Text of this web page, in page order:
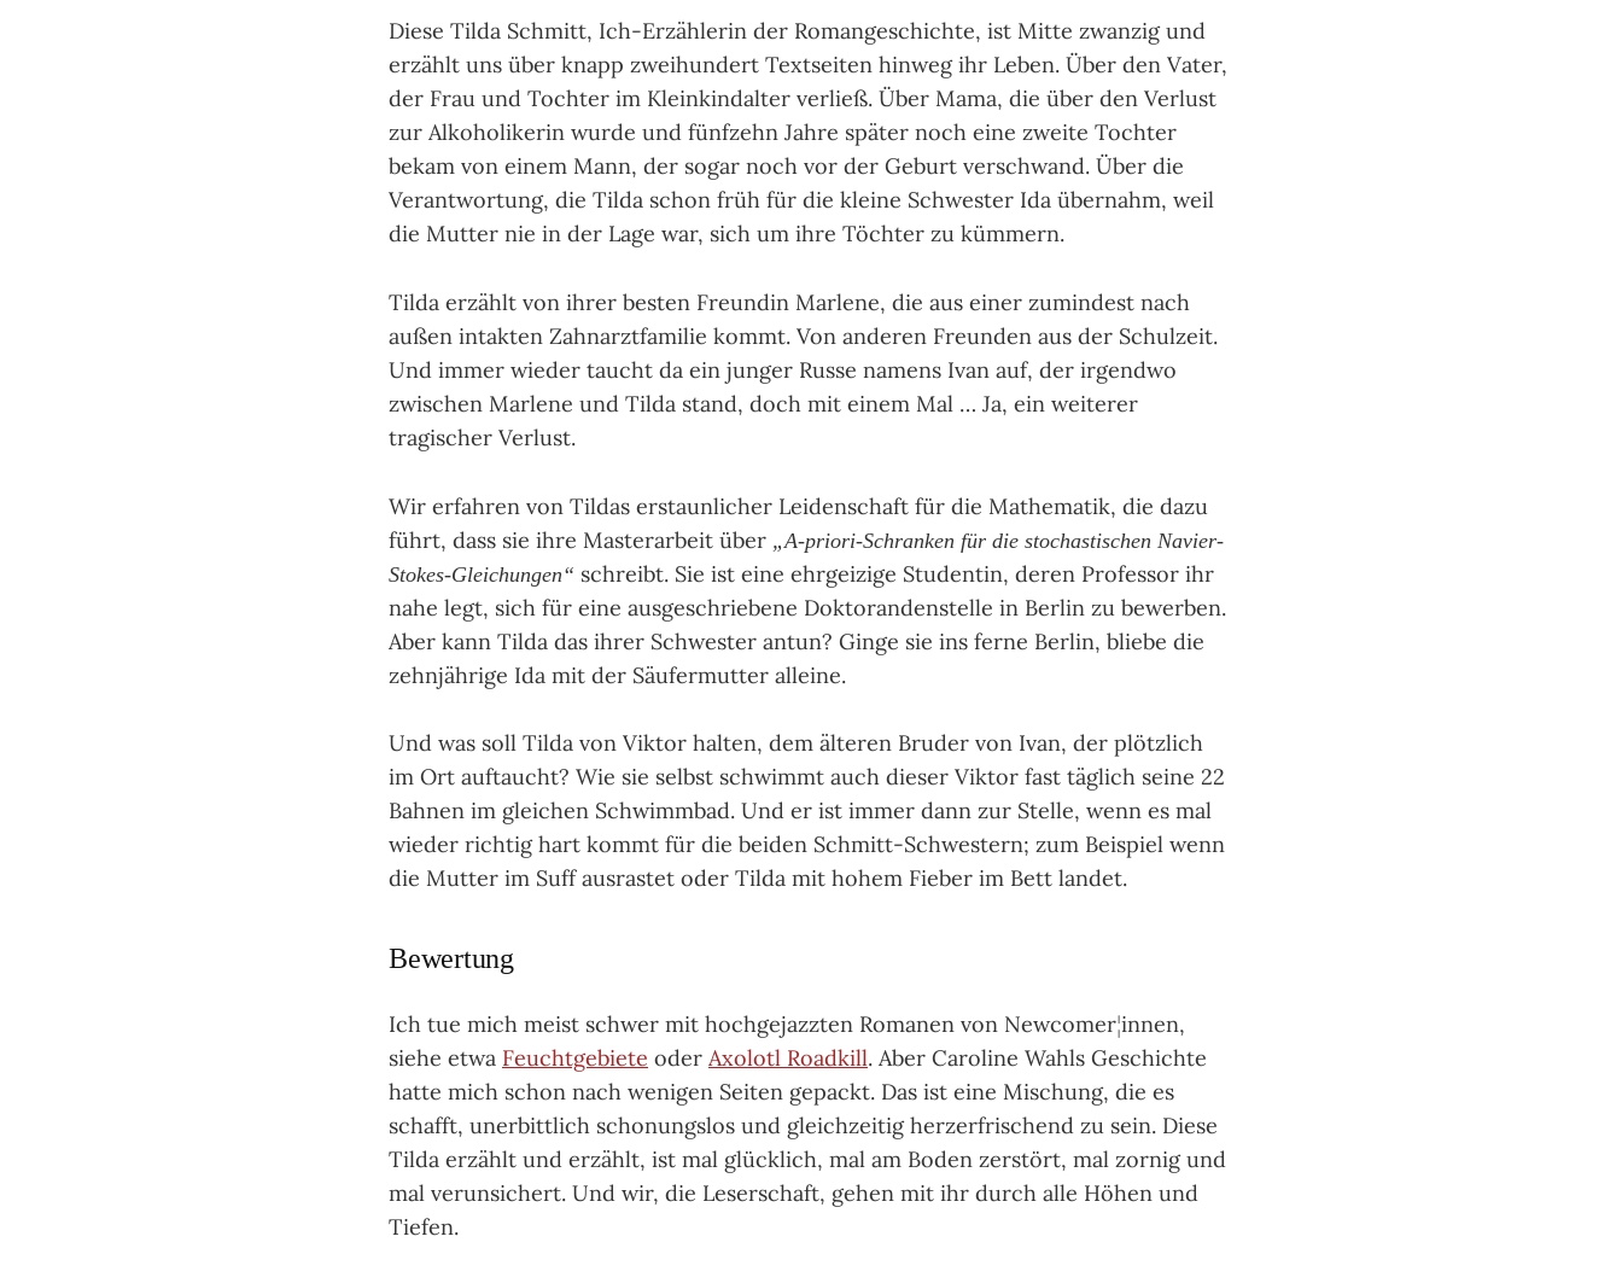
Diese Tilda Schmitt, Ich-Erzäh­le­rin der Romangeschichte, ist Mitte zwanzig und
erzählt uns über knapp zweihundert Textseiten hinweg ihr Leben. Über den Vater,
der Frau und Tochter im Kleinkindalter verließ. Über Mama, die über den Verlust
zur Alkoholikerin wurde und fünfzehn Jahre später noch eine zweite Tochter
bekam von einem Mann, der sogar noch vor der Geburt verschwand. Über die
Verantwortung, die Tilda schon früh für die kleine Schwester Ida übernahm, weil
die Mutter nie in der Lage war, sich um ihre Töchter zu kümmern.
Tilda erzählt von ihrer besten Freundin Marlene, die aus einer zumindest nach
außen intakten Zahnarztfamilie kommt. Von anderen Freunden aus der Schulzeit.
Und immer wieder taucht da ein junger Russe namens Ivan auf, der irgendwo
zwischen Marlene und Tilda stand, doch mit einem Mal … Ja, ein weiterer
tragischer Verlust.
Wir erfahren von Tildas erstaunlicher Leidenschaft für die Mathematik, die dazu
führt, dass sie ihre Masterarbeit über „A-prio­ri-Schran­ken für die stochastischen Na­vier-
Sto­kes-Glei­chun­gen“ schreibt. Sie ist eine ehrgeizige Studentin, deren Professor ihr
nahe legt, sich für eine ausgeschriebene Doktorandenstelle in Berlin zu bewerben.
Aber kann Tilda das ihrer Schwester antun? Ginge sie ins ferne Berlin, bliebe die
zehnjährige Ida mit der Säufermutter alleine.
Und was soll Tilda von Viktor halten, dem älteren Bruder von Ivan, der plötzlich
im Ort auftaucht? Wie sie selbst schwimmt auch dieser Viktor fast täglich seine 22
Bahnen im gleichen Schwimmbad. Und er ist immer dann zur Stelle, wenn es mal
wieder richtig hart kommt für die beiden Schmitt-Schwes­tern; zum Beispiel wenn
die Mutter im Suff ausrastet oder Tilda mit hohem Fieber im Bett landet.
Bewertung
Ich tue mich meist schwer mit hochgejazzten Romanen von Newcomer¦innen,
siehe etwa Feuchtgebiete oder Axolotl Roadkill. Aber Caroline Wahls Geschichte
hatte mich schon nach wenigen Seiten gepackt. Das ist eine Mischung, die es
schafft, unerbittlich schonungslos und gleichzeitig herzerfrischend zu sein. Diese
Tilda erzählt und erzählt, ist mal glücklich, mal am Boden zerstört, mal zornig und
mal verunsichert. Und wir, die Leserschaft, gehen mit ihr durch alle Höhen und
Tiefen.